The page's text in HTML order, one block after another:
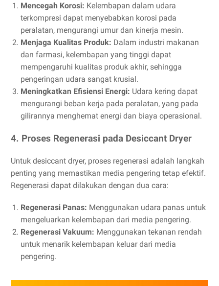
Mencegah Korosi: Kelembapan dalam udara
terkompresi dapat menyebabkan korosi pada
peralatan, mengurangi umur dan kinerja mesin.
Menjaga Kualitas Produk: Dalam industri makanan
dan farmasi, kelembapan yang tinggi dapat
mempengaruhi kualitas produk akhir, sehingga
pengeringan udara sangat krusial.
Meningkatkan Efisiensi Energi: Udara kering dapat
mengurangi beban kerja pada peralatan, yang pada
gilirannya menghemat energi dan biaya operasional.
4. Proses Regenerasi pada Desiccant Dryer
Untuk desiccant dryer, proses regenerasi adalah langkah
penting yang memastikan media pengering tetap efektif.
Regenerasi dapat dilakukan dengan dua cara:
Regenerasi Panas: Menggunakan udara panas untuk
mengeluarkan kelembapan dari media pengering.
Regenerasi Vakuum: Menggunakan tekanan rendah
untuk menarik kelembapan keluar dari media
pengering.